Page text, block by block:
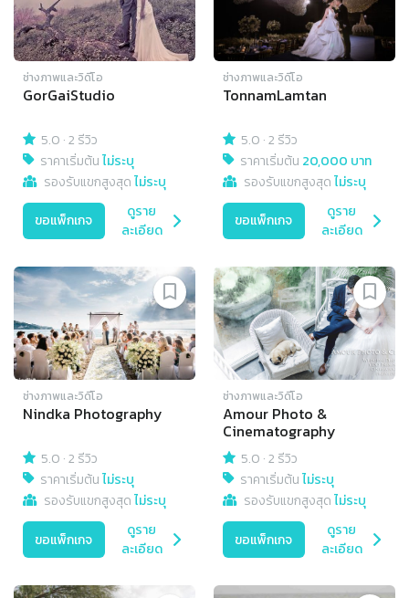
ช่างภาพและวิดีโอ
GorGaiStudio
5.0 ·2 รีวิว
ราคาเริ่มต้นไม่ระบุ
รองรับแขกสูงสุดไม่ระบุ
ขอแพ็กเกจ
ดูราย
ละเอียด
ช่างภาพและวิดีโอ
TonnamLamtan
5.0 ·2 รีวิว
ราคาเริ่มต้น 20,000 บาท
รองรับแขกสูงสุดไม่ระบุ
ขอแพ็กเกจ
ดูราย
ละเอียด
ช่างภาพและวิดีโอ
Nindka Photography
5.0 ·2 รีวิว
ราคาเริ่มต้นไม่ระบุ
รองรับแขกสูงสุดไม่ระบุ
ขอแพ็กเกจ
ดูราย
ละเอียด
ช่างภาพและวิดีโอ
Amour Photo &
Cinematography
5.0 ·2 รีวิว
ราคาเริ่มต้นไม่ระบุ
รองรับแขกสูงสุดไม่ระบุ
ขอแพ็กเกจ
ดูราย
ละเอียด